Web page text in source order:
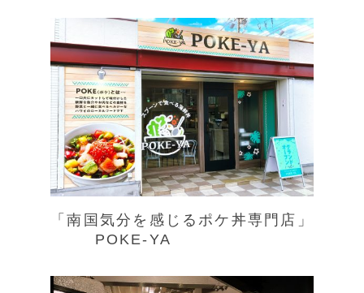
「南国気分を感じるポケ丼専門店」
POKE-YA